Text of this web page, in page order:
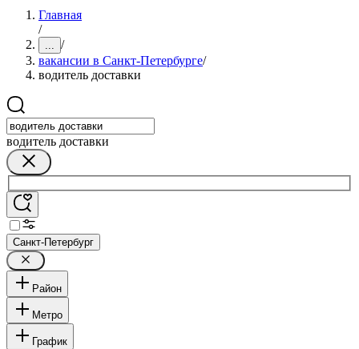
Главная
/
... /
вакансии в Санкт-Петербурге/
водитель доставки
водитель доставки
Санкт-Петербург
Район
Метро
График